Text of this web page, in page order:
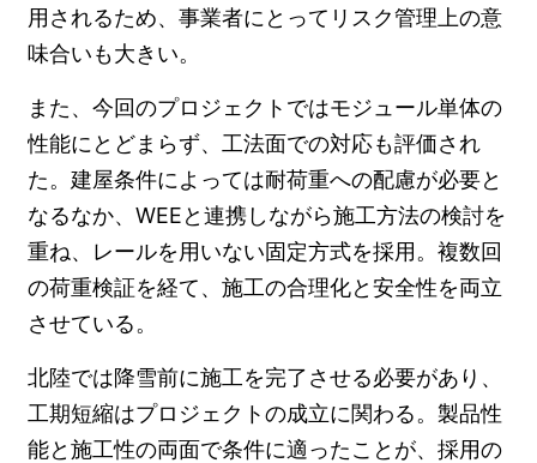
用されるため、事業者にとってリスク管理上の意
味合いも大きい。
また、今回のプロジェクトではモジュール単体の
性能にとどまらず、工法面での対応も評価され
た。建屋条件によっては耐荷重への配慮が必要と
なるなか、WEEと連携しながら施工方法の検討を
重ね、レールを用いない固定方式を採用。複数回
の荷重検証を経て、施工の合理化と安全性を両立
させている。
北陸では降雪前に施工を完了させる必要があり、
工期短縮はプロジェクトの成立に関わる。製品性
能と施工性の両面で条件に適ったことが、採用の